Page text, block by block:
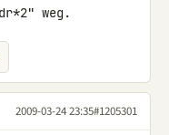
weg.
2009-03-24 23:35#1205301